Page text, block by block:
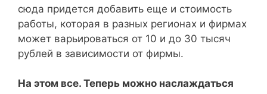
сюда придется добавить еще и стоимость
работы, которая в разных регионах и фирмах
может варьироваться от 10 и до 30 тысяч
рублей в зависимости от фирмы.
На этом все. Теперь можно наслаждаться